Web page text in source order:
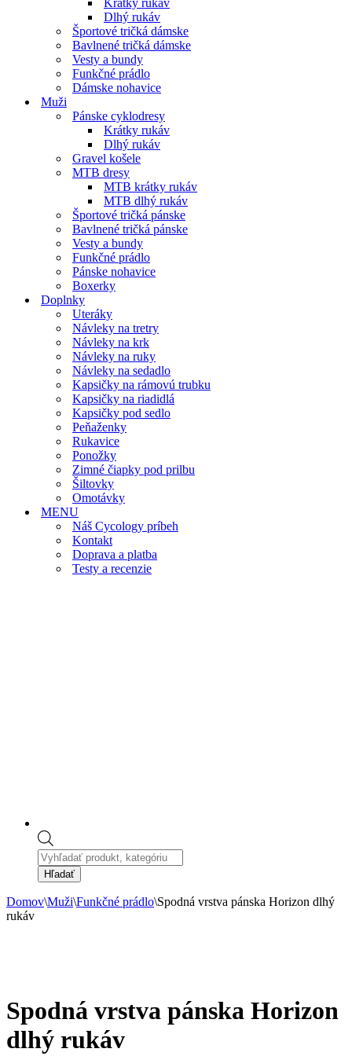
Dlhý rukáv
Športové tričká dámske
Bavlnené tričká dámske
Vesty a bundy
Funkčné prádlo
Dámske nohavice
Muži
Pánske cyklodresy
Krátky rukáv
Dlhý rukáv
Gravel košele
MTB dresy
MTB krátky rukáv
MTB dlhý rukáv
Športové tričká pánske
Bavlnené tričká pánske
Vesty a bundy
Funkčné prádlo
Pánske nohavice
Boxerky
Doplnky
Uteráky
Návleky na tretry
Návleky na krk
Návleky na ruky
Návleky na sedadlo
Kapsičky na rámovú trubku
Kapsičky na riadidlá
Kapsičky pod sedlo
Peňaženky
Rukavice
Ponožky
Zimné čiapky pod prilbu
Šiltovky
Omotávky
MENU
Náš Cycology príbeh
Kontakt
Doprava a platba
Testy a recenzie
Products
search
Hľadať
Domov\Muži\Funkčné prádlo\Spodná vrstva pánska Horizon dlhý
rukáv
Spodná vrstva pánska Horizon
dlhý rukáv